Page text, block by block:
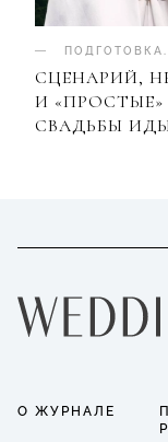
ПОДГОТОВКА
СЦЕНАРИЙ,
И
СВАДЬБЫ
О ЖУРНАЛЕ